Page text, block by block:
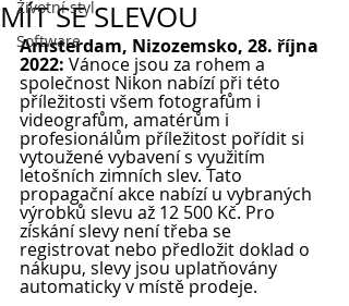
Životní styl
Software
MÍT SE SLEVOU
Amsterdam, Nizozemsko, 28. října
2022: Vánoce jsou za rohem a
společnost Nikon nabízí při této
příležitosti všem fotografům i
videografům, amatérům i
profesionálům příležitost pořídit si
vytoužené vybavení s využitím
letošních zimních slev. Tato
propagační akce nabízí u vybraných
výrobků slevu až 12 500 Kč. Pro
získání slevy není třeba se
registrovat nebo předložit doklad o
nákupu, slevy jsou uplatňovány
automaticky v místě prodeje.